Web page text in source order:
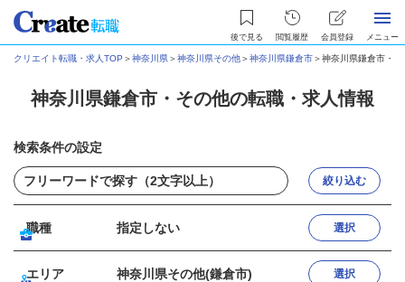
後で見る 閲覧履歴 会員登録 メニュー
クリエイト転職・求人TOP ＞神奈川県＞神奈川県その他＞神奈川県鎌倉市＞神奈川県鎌倉市・
神奈川県鎌倉市・その他の転職・求人情報
検索条件の設定
絞り込む
職種 指定しない 選択
エリア 神奈川県その他(鎌倉市) 選択